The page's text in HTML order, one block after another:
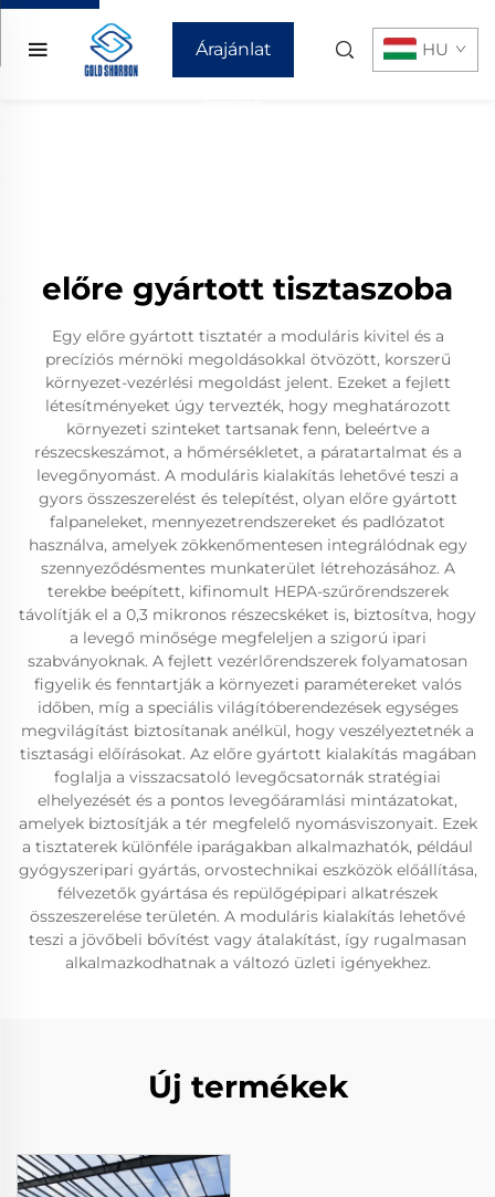
Árajánlat HU
előre gyártott tisztaszoba
Egy előre gyártott tisztatér a moduláris kivitel és a
precíziós mérnöki megoldásokkal ötvözött, korszerű
környezet-vezérlési megoldást jelent. Ezeket a fejlett
létesítményeket úgy tervezték, hogy meghatározott
környezeti szinteket tartsanak fenn, beleértve a
részecskeszámot, a hőmérsékletet, a páratartalmat és a
levegőnyomást. A moduláris kialakítás lehetővé teszi a
gyors összeszerelést és telepítést, olyan előre gyártott
falpaneleket, mennyezetrendszereket és padlózatot
használva, amelyek zökkenőmentesen integrálódnak egy
szennyeződésmentes munkaterület létrehozásához. A
terekbe beépített, kifinomult HEPA-szűrőrendszerek
távolítják el a 0,3 mikronos részecskéket is, biztosítva, hogy
a levegő minősége megfeleljen a szigorú ipari
szabványoknak. A fejlett vezérlőrendszerek folyamatosan
figyelik és fenntartják a környezeti paramétereket valós
időben, míg a speciális világítóberendezések egységes
megvilágítást biztosítanak anélkül, hogy veszélyeztetnék a
tisztasági előírásokat. Az előre gyártott kialakítás magában
foglalja a visszacsatoló levegőcsatornák stratégiai
elhelyezését és a pontos levegőáramlási mintázatokat,
amelyek biztosítják a tér megfelelő nyomásviszonyait. Ezek
a tisztaterek különféle iparágakban alkalmazhatók, például
gyógyszeripari gyártás, orvostechnikai eszközök előállítása,
félvezetők gyártása és repülőgépipari alkatrészek
összeszerelése területén. A moduláris kialakítás lehetővé
teszi a jövőbeli bővítést vagy átalakítást, így rugalmasan
alkalmazkodhatnak a változó üzleti igényekhez.
Új termékek